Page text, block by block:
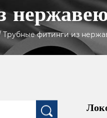
Трубные фитинги из